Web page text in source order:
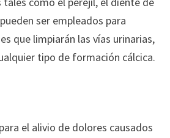
ser empleados para
que limpiarán las vías urinarias,
tipo de formación cálcica.
el alivio de dolores causados